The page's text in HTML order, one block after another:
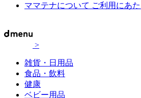
ママテナについて ご利用にあ
>
雑貨・日用品
食品・飲料
健康
ベビー用品